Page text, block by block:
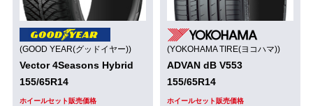
(GOOD YEAR(グッドイヤー))
Vector 4Seasons Hybrid
155/65R14
ホイールセット販売価格
(YOKOHAMA TIRE(ヨコハマ))
ADVAN dB V553
155/65R14
ホイールセット販売価格